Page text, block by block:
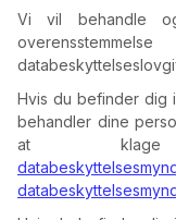
Vi vil behandle
Hvis du befinder dig
behandler dine
at